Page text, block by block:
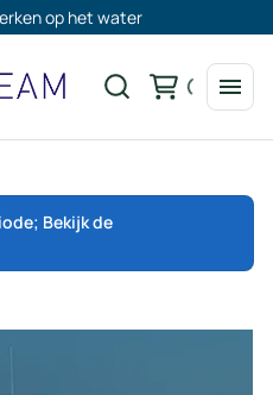
op het water